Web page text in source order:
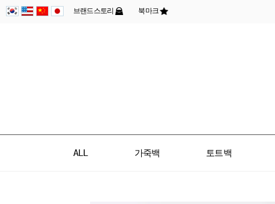
브랜드스토리 북마크
ALL 가죽백 토트백